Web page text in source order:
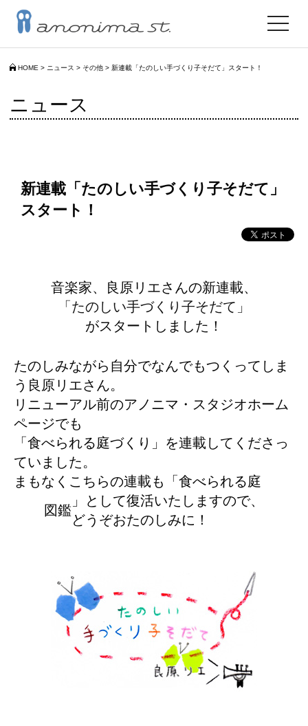
HOME > ニュース > その他 > 新連載「たのしい手づくり子そだて」スタート！
toggle
ニュース
新連載「たのしい手づくり子そだて」
スタート！
音楽家、良原リエさんの新連載、
「たのしい手づくり子そだて」
がスタートしました！
たのしみながら自分でなんでもつくってしま
う良原リエさん。
リニューアル前のアノニマ・スタジオホーム
ページでも
「食べられる庭づくり」を連載してくださっ
ていました。
まもなくこちらの連載も「食べられる庭
図鑑
」として復活いたしますので、
どうぞおたのしみに！